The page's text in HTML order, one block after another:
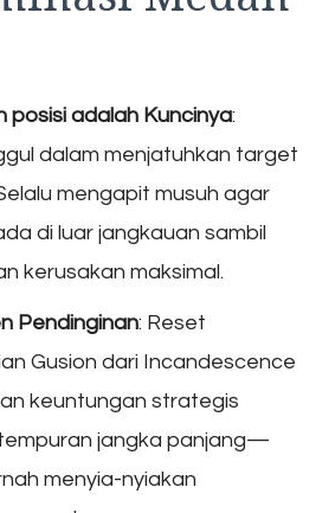
posisi adalah Kuncinya:
dalam menjatuhkan target
mengapit musuh agar
di luar jangkauan sambil
kerusakan maksimal.
Pendinginan: Reset
Gusion dari Incandescence
keuntungan strategis
jangka panjang—
menyia-nyiakan